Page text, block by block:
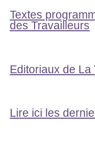
Textes
des Travailleurs
Editoriaux de
Lire ici les